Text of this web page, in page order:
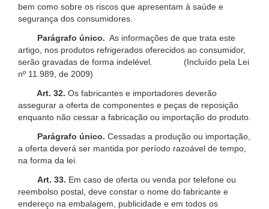
bem como sobre os riscos que apresentam à saúde e
segurança dos consumidores.
Parágrafo único. As informações de que trata este
artigo, nos produtos refrigerados oferecidos ao consumidor,
serão gravadas de forma indelével. (Incluído pela Lei
nº 11.989, de 2009)
Art. 32. Os fabricantes e importadores deverão
assegurar a oferta de componentes e peças de reposição
enquanto não cessar a fabricação ou importação do produto.
Parágrafo único. Cessadas a produção ou importação,
a oferta deverá ser mantida por período razoável de tempo,
na forma da lei.
Art. 33. Em caso de oferta ou venda por telefone ou
reembolso postal, deve constar o nome do fabricante e
endereço na embalagem, publicidade e em todos os